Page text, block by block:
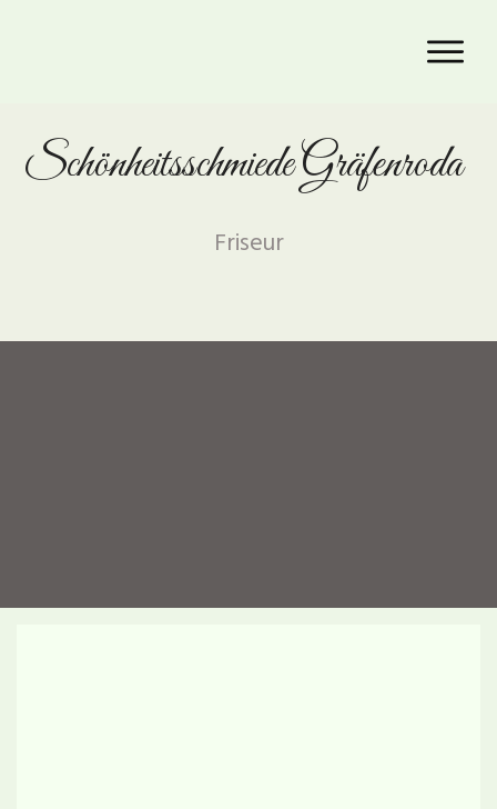
Schönheitsschmiede Gräfenroda
Friseur